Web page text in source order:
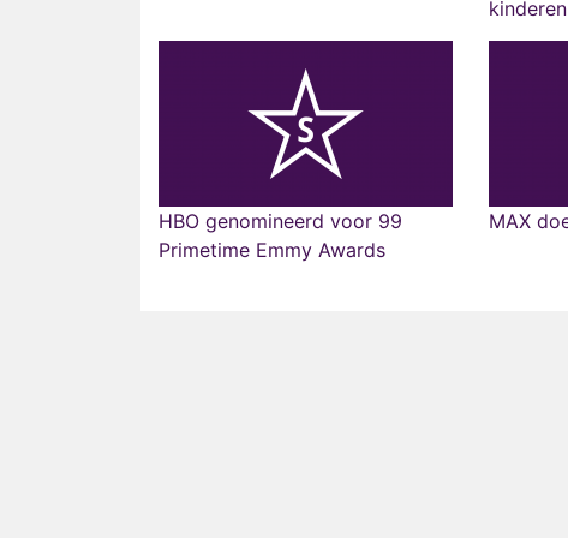
kinderen
HBO genomineerd voor 99
Primetime Emmy Awards
MAX